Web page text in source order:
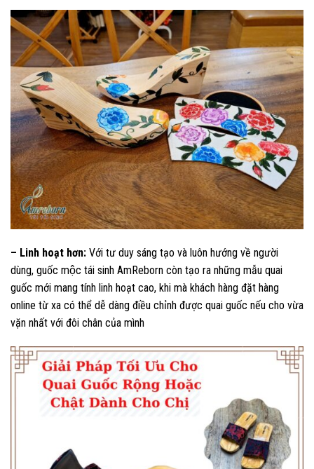
– Linh hoạt hơn: Với tư duy sáng tạo và luôn hướng về người
dùng, guốc mộc tái sinh AmReborn còn tạo ra những mẫu quai
guốc mới mang tính linh hoạt cao, khi mà khách hàng đặt hàng
online từ xa có thể dễ dàng điều chỉnh được quai guốc nếu cho vừa
vặn nhất với đôi chân của mình